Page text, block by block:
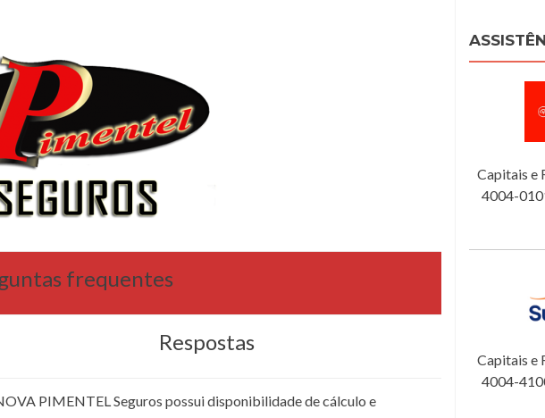
frequentes
Respostas
PIMENTEL Seguros possui disponibilidade de cálculo e
Capitais e
4004-
Capitais e
4004-